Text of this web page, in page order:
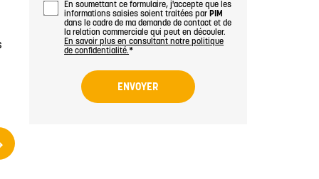
En soumettant ce formulaire, j'accepte que les
informations saisies soient traitées par PIM
dans le cadre de ma demande de contact et de
la relation commerciale qui peut en découler.
En savoir plus en consultant notre politique
de confidentialité.*